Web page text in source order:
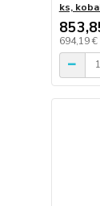
ks,
694,19 €